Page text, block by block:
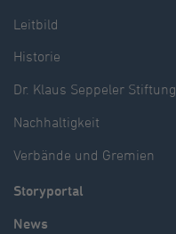
Leitbild
Historie
Dr. Klaus Seppeler Stiftung
Nachhaltigkeit
Verbände und Gremien
Storyportal
News